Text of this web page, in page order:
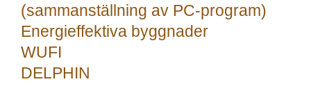
(sammanställning av PC-program)
Energieffektiva byggnader
WUFI
DELPHIN